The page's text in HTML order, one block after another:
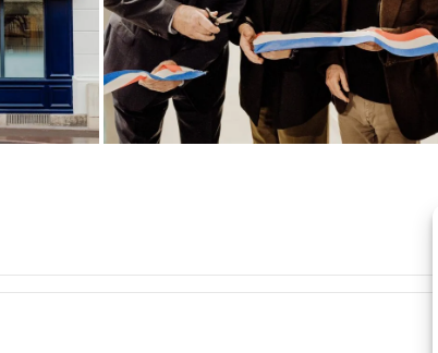
navigation